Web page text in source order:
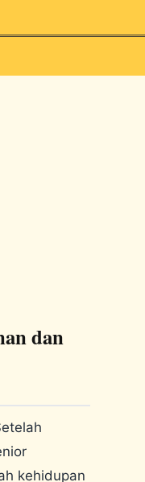
dan
kehidupan